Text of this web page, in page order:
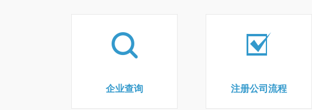
企业查询 注册公司流程